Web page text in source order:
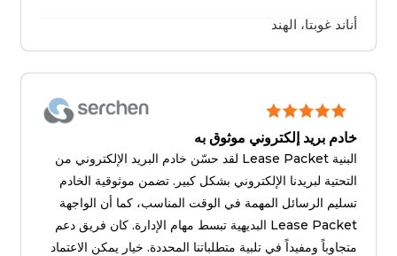
أناند غوبتا، الهند
خادم بريد إلكتروني موثوق به
لقد حسّن خادم البريد الإلكتروني من Lease Packet البنية
التحتية لبريدنا الإلكتروني بشكل كبير. تضمن موثوقية الخادم
تسليم الرسائل المهمة في الوقت المناسب، كما أن الواجهة
البديهية تبسط مهام الإدارة. كان فريق دعم Lease Packet
متجاوباً ومفيداً في تلبية متطلباتنا المحددة. خيار يمكن الاعتماد